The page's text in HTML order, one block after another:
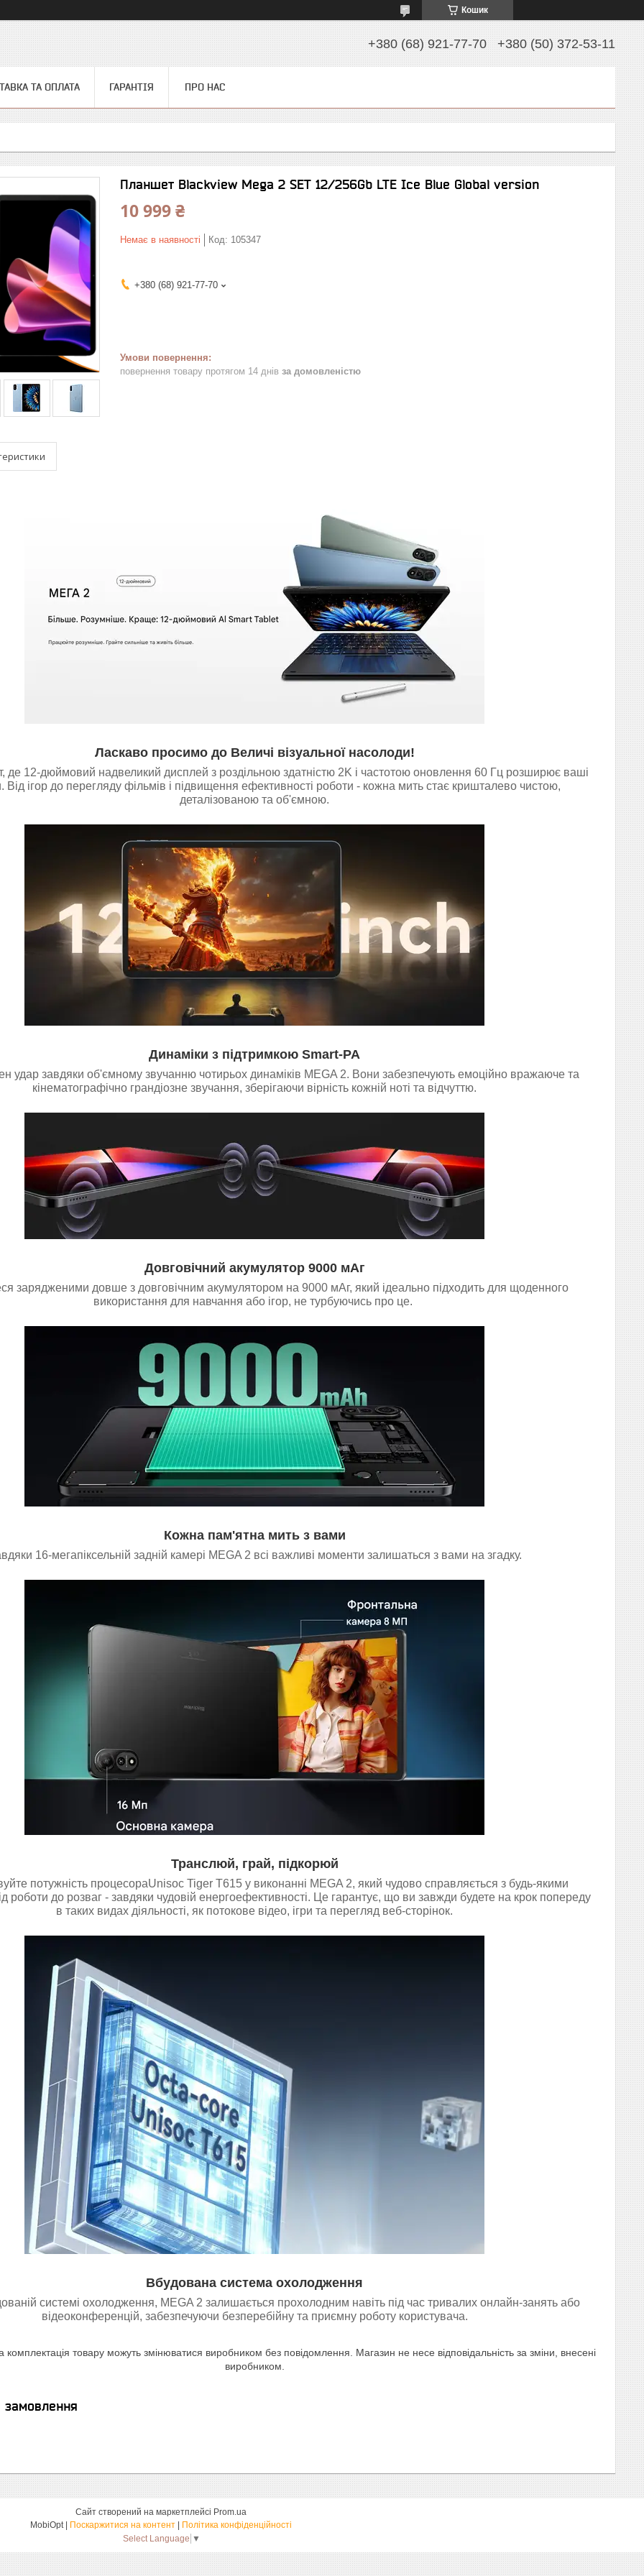
Кошик
+380 (68) 921-77-70 +380 (50) 372-53-11
ТА ОПЛАТА ГАРАНТІЯ ПРО НАС
Планшет Blackview Mega 2 SET 12/256Gb LTE Ice Blue Global version
10 999 ₴
Немає в наявності Код: 105347
+380 (68) 921-77-70
повернення товару протягом 14 днів за домовленістю
Ласкаво просимо до Величі візуальної насолоди!
де 12-дюймовий надвеликий дисплей з роздільною здатністю 2K і частотою оновлення 60 Гц розширює ваші
Від ігор до перегляду фільмів і підвищення ефективності роботи - кожна мить стає кришталево чистою,
деталізованою та об'ємною.
Динаміки з підтримкою Smart-PA
удар завдяки об'ємному звучанню чотирьох динаміків MEGA 2. Вони забезпечують емоційно вражаюче та
кінематографічно грандіозне звучання, зберігаючи вірність кожній ноті та відчуттю.
Довговічний акумулятор 9000 мАг
зарядженими довше з довговічним акумулятором на 9000 мАг, який ідеально підходить для щоденного
використання для навчання або ігор, не турбуючись про це.
Кожна пам'ятна мить з вами
16-мегапіксельній задній камері MEGA 2 всі важливі моменти залишаться з вами на згадку.
Транслюй, грай, підкорюй
потужність процесораUnisoc Tiger T615 у виконанні MEGA 2, який чудово справляється з будь-якими
роботи до розваг - завдяки чудовій енергоефективності. Це гарантує, що ви завжди будете на крок попереду
в таких видах діяльності, як потокове відео, ігри та перегляд веб-сторінок.
Вбудована система охолодження
системі охолодження, MEGA 2 залишається прохолодним навіть під час тривалих онлайн-занять або
відеоконференцій, забезпечуючи безперебійну та приємну роботу користувача.
комплектація товару можуть змінюватися виробником без повідомлення. Магазин не несе відповідальність за зміни, внесені
виробником.
замовлення
Сайт створений на маркетплейсі Prom.ua
Поскаржитися на контент
Політика конфіденційності
Select Language ▼